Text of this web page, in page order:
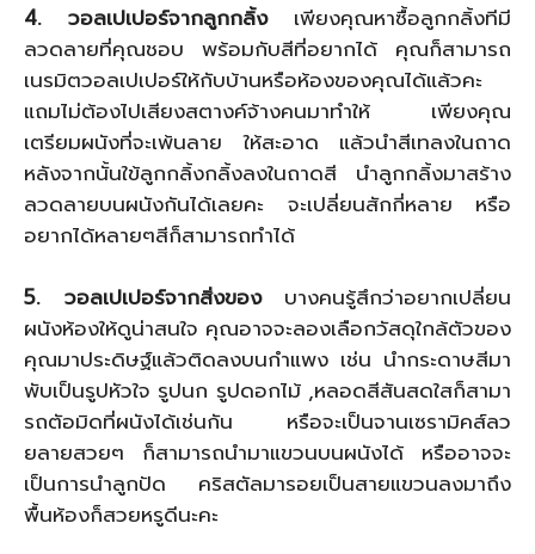
4. วอลเปเปอร์จากลูกกลิ้งเพียงคุณหาซื้อลูกกลิ้งทีมี
ลวดลายที่คุณชอบ พร้อมกับสีที่อยากได้ คุณก็สามารถ
เนรมิตวอลเปเปอร์ให้กับบ้านหรือห้องของคุณได้แล้วคะ
แถมไม่ต้องไปเสียงสตางค์จ้างคนมาทำให้ เพียงคุณ
เตรียมผนังที่จะเพ้นลาย ให้สะอาด แล้วนำสีเทลงในถาด
หลังจากนั้นใข้ลูกกลิ้งกลิ้งลงในถาดสี นำลูกกลิ้งมาสร้าง
ลวดลายบนผนังกันได้เลยคะ จะเปลี่ยนสักกี่หลาย หรือ
อยากได้หลายๆสีก็สามารถทำได้
5. วอลเปเปอร์จากสิ่งของบางคนรู้สึกว่าอยากเปลี่ยน
ผนังห้องให้ดูน่าสนใจ คุณอาจจะลองเลือกวัสดุใกล้ตัวของ
คุณมาประดิษฐ์แล้วติดลงบนกำแพง เช่น นำกระดาษสีมา
พับเป็นรูปหัวใจ รูปนก รูปดอกไม้ ,หลอดสีสันสดใสก็สามา
รถตัอมิดที่ผนังได้เช่นกัน หรือจะเป็นจานเซรามิคส์ลว
ยลายสวยๆ ก็สามารถนำมาแขวนบนผนังได้ หรืออาจจะ
เป็นการนำลูกปัด คริสตัลมารอยเป็นสายแขวนลงมาถึง
พื้นห้องก็สวยหรูดีนะคะ